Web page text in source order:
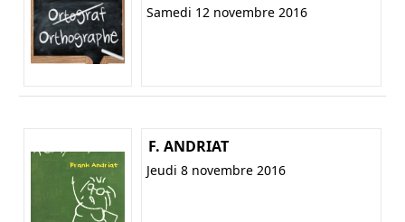
Samedi 12 novembre 2016
F. ANDRIAT
Jeudi 8 novembre 2016